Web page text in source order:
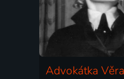
Advokátka Věra